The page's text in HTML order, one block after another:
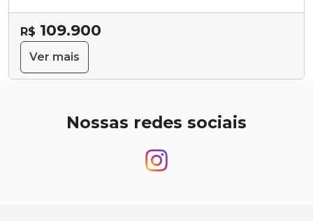
R$ 109.900
Ver mais
Nossas redes sociais